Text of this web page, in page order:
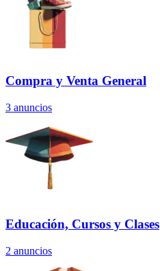
Compra y Venta General
3 anuncios
Educación, Cursos y Clases
2 anuncios